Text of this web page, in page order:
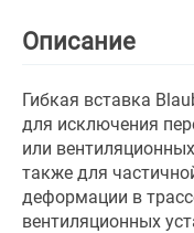
Описание
Гибкая вставка
для исключения
или
также для
деформации в
вентиляционных